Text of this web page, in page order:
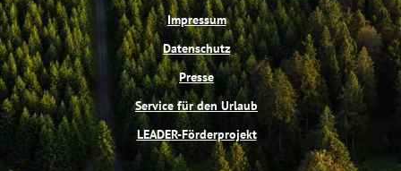
Impressum
Datenschutz
Presse
Service für den Urlaub
LEADER-Förderprojekt